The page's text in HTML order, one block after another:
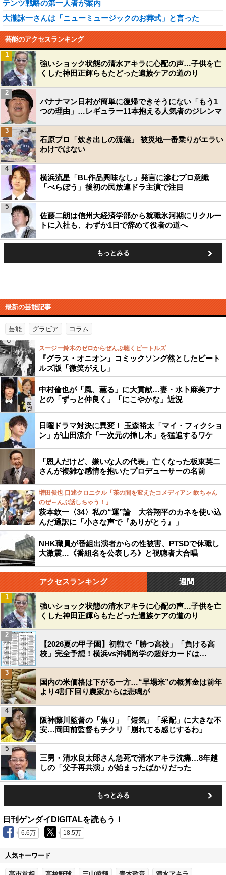
テンツ戦略の第一人者が案内
大瀧詠一さんは「ニューミュージックのお葬式」と言った
芸能のアクセスランキング
強いショック状態の清水アキラに心配の声…子供を亡
くした神田正輝らもたどった遺族ケアの道のり
1
バナナマン日村が簡単に復帰できそうにない「もう1
つの理由」…レギュラー11本抱える人気者のジレンマ
2
石原プロ「炊き出しの流儀」 被災地一番乗りがエラい
わけではない
3
横浜流星「BL作品興味なし」発言に滲むプロ意識
「べらぼう」後初の民放連ドラ主演で注目
4
佐藤二朗は信州大経済学部から就職氷河期にリクルー
トに入社も、わずか1日で辞めて役者の道へ
5
もっとみる
最新の芸能記事
芸能 グラビア コラム
スージー鈴木のゼロからぜんぶ聴くビートルズ
『グラス・オニオン』コミックソング然としたビート
ルズ版「微笑がえし」
中村倫也が「風、薫る」に大貢献…妻・水卜麻美アナ
との「ずっと仲良く」「にこやかな」近況
日曜ドラマ対決に異変！ 玉森裕太「マイ・フィクショ
ン」が山田涼介「一次元の挿し木」を猛追するワケ
「恩人だけど、嫌いな人の代表」亡くなった板東英二
さんが複雑な感情を抱いたプロデューサーの名前
増田俊也 口述クロニクル「茶の間を変えたコメディアン 欽ちゃん
のぜ～んぶ話しちゃう！」
萩本欽一〈34〉私の“運”論 大谷翔平のカネを使い込
んだ通訳に「小さな声で『ありがとう』」
NHK職員が番組出演者からの性被害、PTSDで休職し
大激震…《番組名を公表しろ》と視聴者大合唱
アクセスランキング 週間
強いショック状態の清水アキラに心配の声…子供を亡
くした神田正輝らもたどった遺族ケアの道のり
1
【2026夏の甲子園】初戦で「勝つ高校」「負ける高
校」完全予想！横浜vs沖縄尚学の超好カードは…
2
国内の米価格は下がる一方…“早場米”の概算金は前年
より4割下回り農家からは悲鳴が
3
阪神藤川監督の「焦り」「短気」「采配」に大きな不
安…岡田前監督もチクリ「崩れてる感じするわ」
4
三男・清水良太郎さん急死で清水アキラ沈痛…8年越
しの「父子再共演」が始まったばかりだった
5
もっとみる
日刊ゲンダイDIGITALを読もう！
6.6万 18.5万
人気キーワード